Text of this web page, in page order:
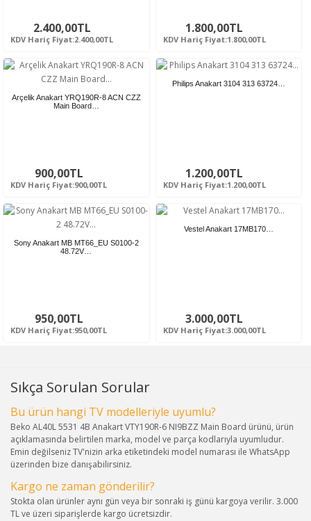
2.400,00TL
KDV Hariç Fiyat:2.400,00TL
1.800,00TL
KDV Hariç Fiyat:1.800,00TL
Arçelik Anakart YRQ190R-8 ACN CZZ
Main Board…
900,00TL
KDV Hariç Fiyat:900,00TL
Philips Anakart 3104 313 63724…
1.200,00TL
KDV Hariç Fiyat:1.200,00TL
Sony Anakart MB MT66_EU S0100-2
48.72V…
950,00TL
KDV Hariç Fiyat:950,00TL
Vestel Anakart 17MB170…
3.000,00TL
KDV Hariç Fiyat:3.000,00TL
Sıkça Sorulan Sorular
Bu ürün hangi TV modelleriyle uyumlu?
Beko AL40L 5531 4B Anakart VTY190R-6 NI9BZZ Main Board ürünü, ürün
açıklamasında belirtilen marka, model ve parça kodlarıyla uyumludur.
Emin değilseniz TV'nizin arka etiketindeki model numarası ile WhatsApp
üzerinden bize danışabilirsiniz.
Kargo ne zaman gönderilir?
Stokta olan ürünler aynı gün veya bir sonraki iş günü kargoya verilir. 3.000
TL ve üzeri siparişlerde kargo ücretsizdir.